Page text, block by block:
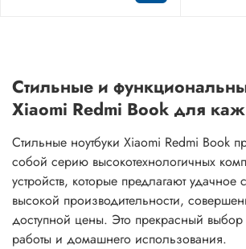
Стильные и
Xiaomi Redmi Book для
Стильные ноутбуки Xiaomi Redmi Book
собой серию высокотехнологичных
устройств, которые предлагают удачное
высокой производительности,
доступной цены. Это прекрасный выбор
работы и домашнего использования.